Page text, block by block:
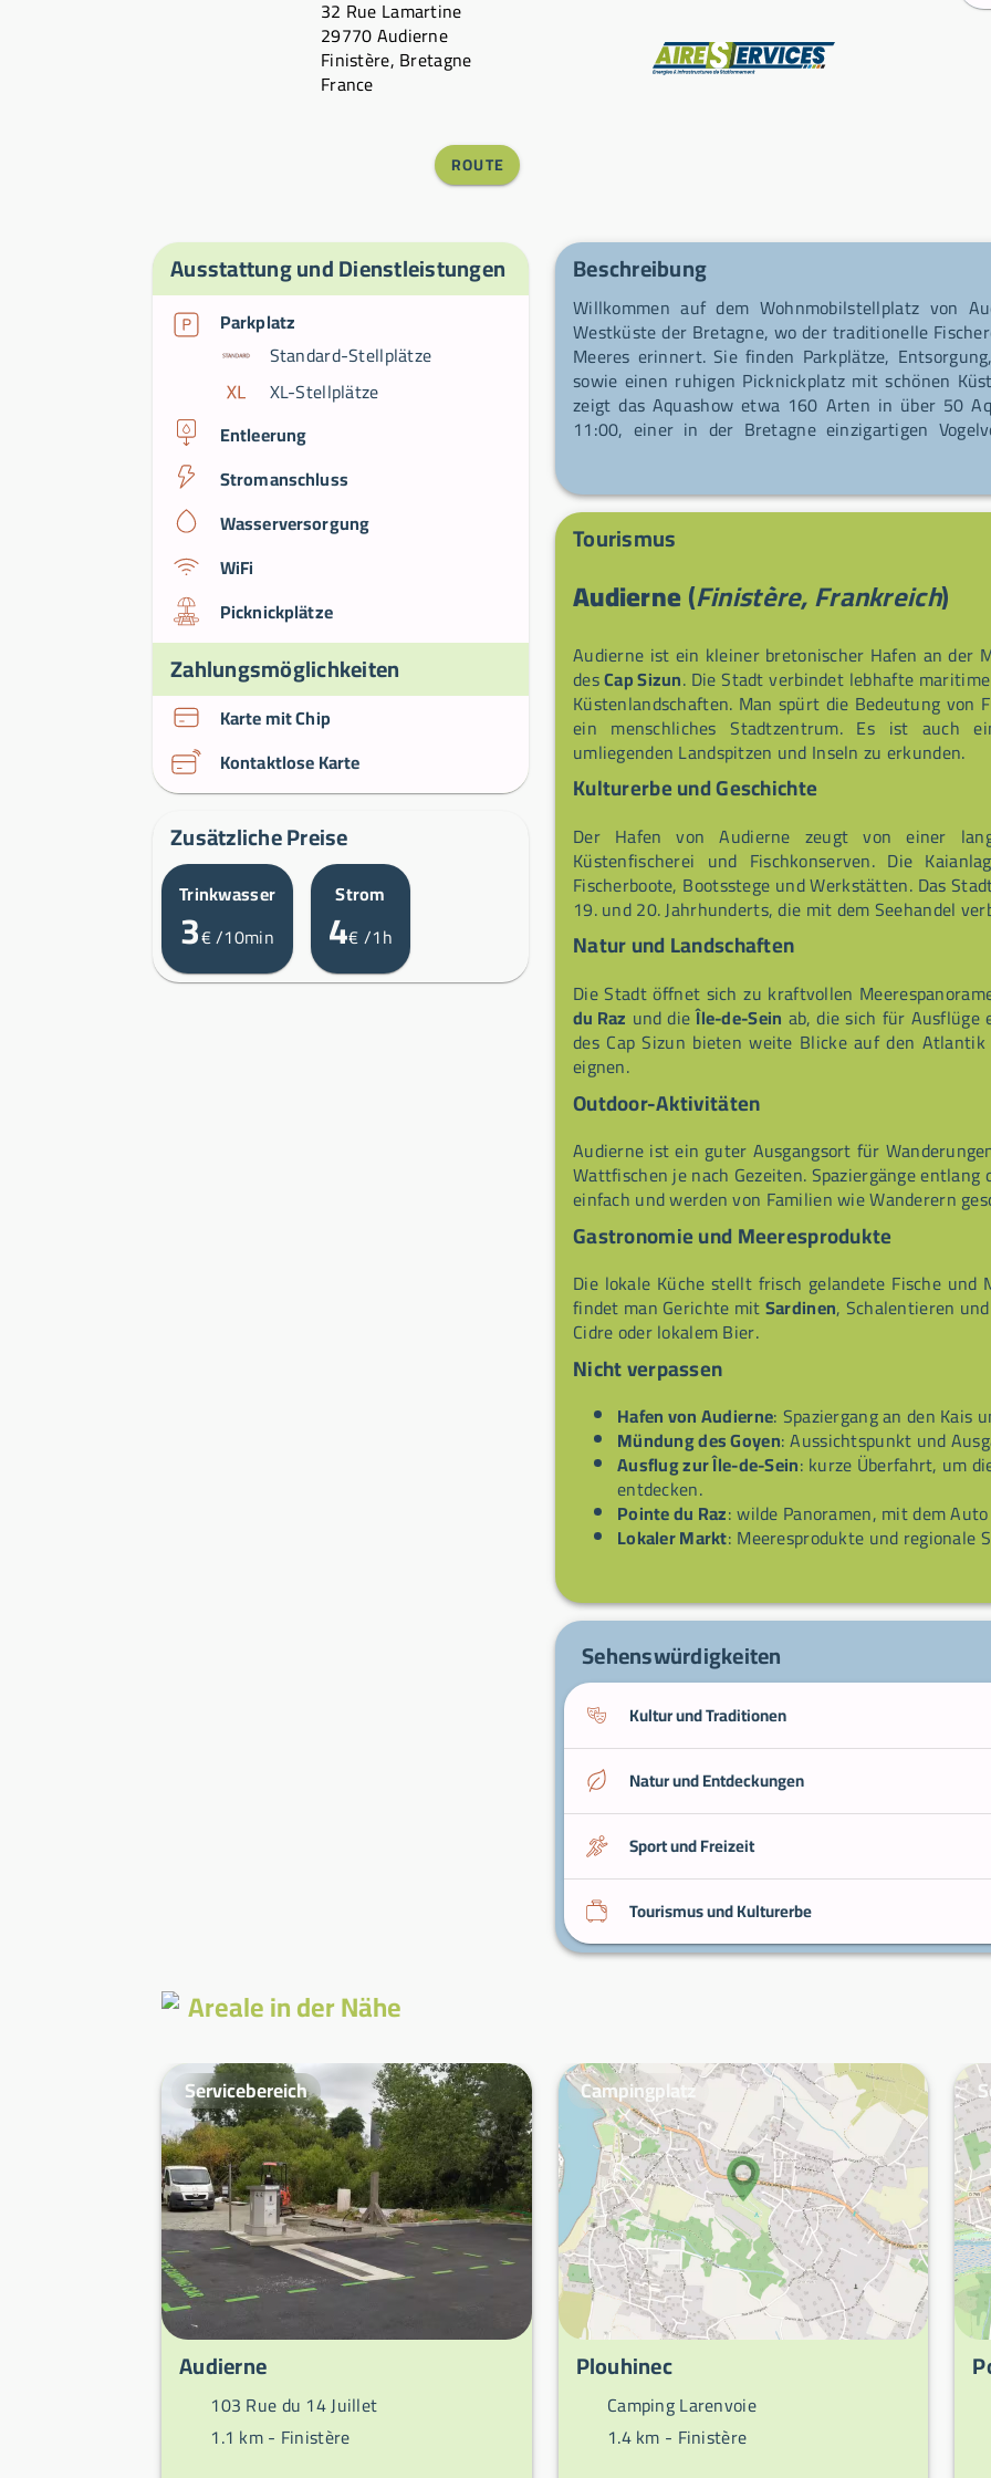
32 Rue Lamartine
29770 Audierne
Finistère, Bretagne
France
ROUTE
Hersteller
Ausstattung und Dienstleistungen
Parkplatz
Standard-Stellplätze
XL-Stellplätze
Entleerung
Stromanschluss
Wasserversorgung
WiFi
Picknickplätze
Zahlungsmöglichkeiten
Karte mit Chip
Kontaktlose Karte
Zusätzliche Preise
Trinkwasser
3€/10min
Strom
4€/1h
Beschreibung
Willkommen auf dem Wohnmobilstellplatz von
Westküste der Bretagne, wo der traditionelle
Meeres erinnert. Sie finden Parkplätze,
sowie einen ruhigen Picknickplatz mit schönen
zeigt das Aquashow etwa 160 Arten in über 50
11:00, einer in der Bretagne einzigartigen
wenige Zentimeter an den Besuchern vorbei) und
des großen Kormorans — rechnen Sie etwa 2:30
Abenteuerliebhaber bieten die Baie des
Küstenwege spektakuläre Panoramen und einen
nicht den wöchentlichen Markt von Audierne am
Tourismus
Audierne(Finistère, Frankreich)
Audierne ist ein kleiner bretonischer Hafen an der
desCap Sizun. Die Stadt verbindet lebhafte
Küstenlandschaften. Man spürt die Bedeutung von
ein menschliches Stadtzentrum. Es ist auch
umliegenden Landspitzen und Inseln zu erkunden.
Kulturerbe und Geschichte
Der Hafen von Audierne zeugt von einer
Küstenfischerei und Fischkonserven. Die
Fischerboote, Bootsstege und Werkstätten. Das
19. und 20. Jahrhunderts, die mit dem Seehandel
Natur und Landschaften
Die Stadt öffnet sich zu kraftvollen
du Raz und dieÎle-de-Sein ab, die sich für Ausflüge
des Cap Sizun bieten weite Blicke auf den
eignen.
Outdoor-Aktivitäten
Audierne ist ein guter Ausgangsort für
Wattfischen je nach Gezeiten. Spaziergänge
einfach und werden von Familien wie Wanderern
Gastronomie und Meeresprodukte
Die lokale Küche stellt frisch gelandete Fische
findet man Gerichte mitSardinen, Schalentieren
Cidre oder lokalem Bier.
Nicht verpassen
Hafen von Audierne: Spaziergang an den Kais
Mündung des Goyen: Aussichtspunkt und
Ausflug zur Île-de-Sein: kurze Überfahrt, um
entdecken.
Pointe du Raz: wilde Panoramen, mit dem
Lokaler Markt: Meeresprodukte und regionale
Sehenswürdigkeiten
Kultur und Traditionen
Natur und Entdeckungen
Sport und Freizeit
Tourismus und Kulturerbe
Areale in der Nähe
Servicebereich
Audierne
103 Rue du 14 Juillet
1.1 km - Finistère
Campingplatz
Plouhinec
Camping Larenvoie
1.4 km - Finistère